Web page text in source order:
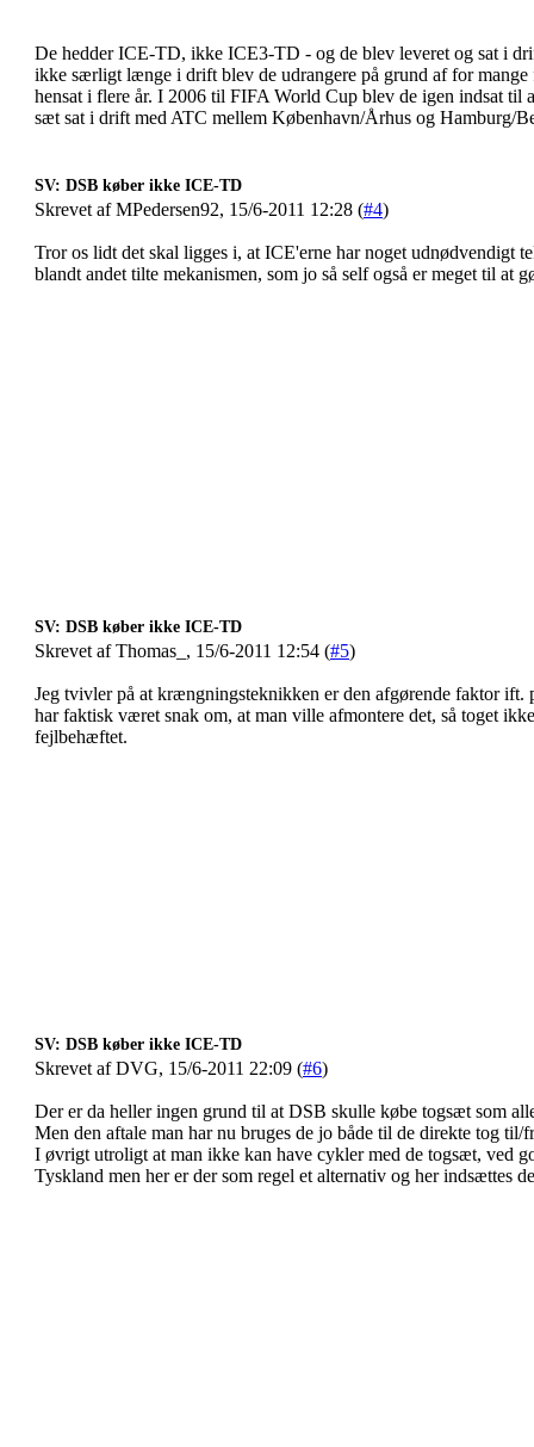
De hedder ICE-TD, ikke ICE3-TD - og de blev leveret og sat i
ikke særligt længe i drift blev de udrangere på grund af for
hensat i flere år. I 2006 til FIFA World Cup blev de igen indsat
sæt sat i drift med ATC mellem København/Århus og Hamburg/
SV: DSB køber ikke ICE-TD
Skrevet af MPedersen92, 15/6-2011 12:28 (#4)
Tror os lidt det skal ligges i, at ICE'erne har noget udnødvendigt
blandt andet tilte mekanismen, som jo så self også er meget til at
SV: DSB køber ikke ICE-TD
Skrevet af Thomas_, 15/6-2011 12:54 (#5)
Jeg tvivler på at krængningsteknikken er den afgørende faktor
har faktisk været snak om, at man ville afmontere det, så toget
fejlbehæftet.
SV: DSB køber ikke ICE-TD
Skrevet af DVG, 15/6-2011 22:09 (#6)
Der er da heller ingen grund til at DSB skulle købe togsæt som
Men den aftale man har nu bruges de jo både til de direkte tog
I øvrigt utroligt at man ikke kan have cykler med de togsæt, ved
Tyskland men her er der som regel et alternativ og her indsættes